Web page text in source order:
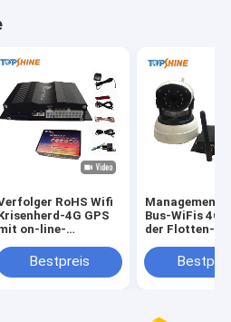
RoHS Wifi
4G GPS
on-line-
Bestpreis
Management-
Bus-WiFis 4G
der Flotten-
Grad-Kamera-
Überwachung